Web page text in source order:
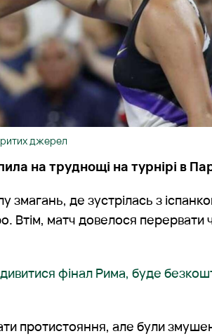
джерел
на труднощі на турнірі в
змагань, де зустрілась з
Втім, матч довелося перервати
фінал Рима, буде
протистояння, але були